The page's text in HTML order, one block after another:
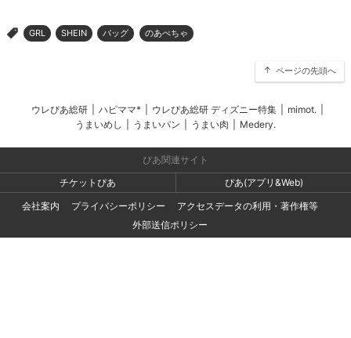
> GRL SHEIN バッグ のあぺちゃ
ページの先頭へ
ウレぴあ総研 ハピママ* ウレぴあ総研 ディズニー特集 mimot.
うまいめし
うまいパン うまい肉 Medery.
ぴあ関連サイト
チケットぴあ
ぴあ(アプリ&Web)
会社案内
プライバシーポリシー
アクセスデータの利用・著作権等
外部送信ポリシー